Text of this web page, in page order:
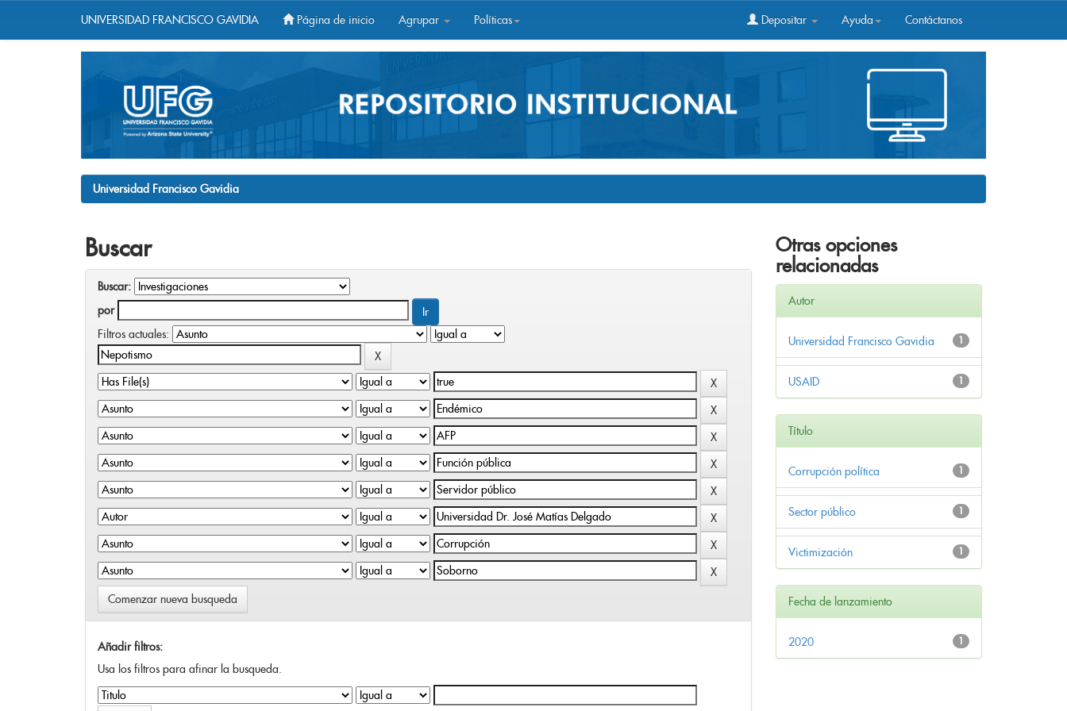
UNIVERSIDAD FRANCISCO GAVIDIA Página de inicio Agrupar Políticas Depositar Ayuda Contáctanos
Universidad Francisco Gavidia
Buscar
Buscar:
por
Filtros actuales:
Comenzar nueva busqueda
Añadir filtros:
Usa los filtros para afinar la busqueda.
Otras opciones
relacionadas
Autor
1
Universidad Francisco Gavidia
1
USAID
Título
1
Corrupción política
1
Sector público
1
Victimización
Fecha de lanzamiento
1
2020